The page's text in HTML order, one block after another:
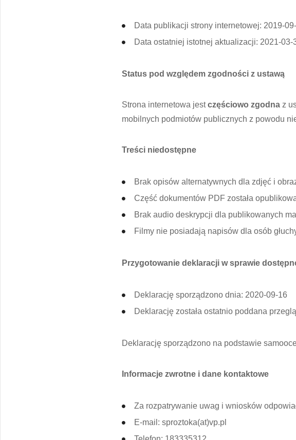
Data publikacji strony internetowej: 2019-
Data ostatniej istotnej aktualizacji: 2021-03-
Status pod względem zgodności z ustawą
Strona internetowa jestczęściowo zgodna z
mobilnych podmiotów publicznych z powodu
Treści niedostępne
Brak opisów alternatywnych dla zdjęć i
Część dokumentów PDF została
Brak audio deskrypcji dla publikowanych
Filmy nie posiadają napisów dla osób
Przygotowanie deklaracji w sprawie
Deklarację sporządzono dnia: 2020-09-16
Deklarację została ostatnio poddana
Deklarację sporządzono na podstawie
Informacje zwrotne i dane kontaktowe
Za rozpatrywanie uwag i wniosków
E-mail: sproztoka(at)vp.pl